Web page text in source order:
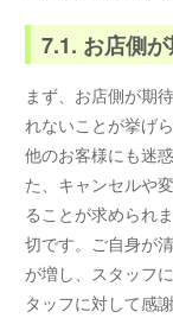
7.1. お店側
まず、お店側が期
れないことが挙げ
他のお客様にも迷
た、キャンセルや
ることが求められ
切です。ご自身が
が増し、スタッフ
タッフに対して感